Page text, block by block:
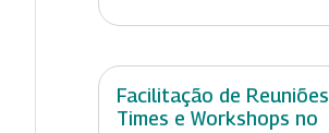
Facilitação de Reuniões,
Times e Workshops no